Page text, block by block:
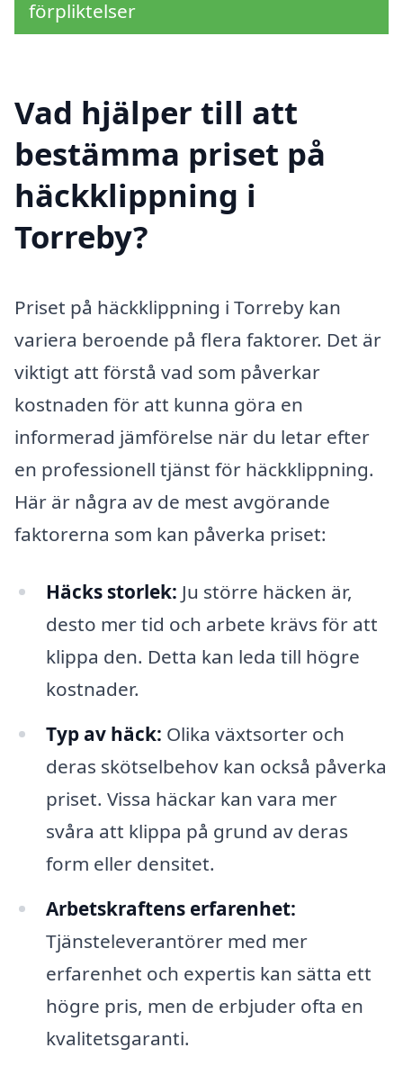
förpliktelser
Vad hjälper till att
bestämma priset på
häckklippning i
Torreby?
Priset på häckklippning i Torreby kan
variera beroende på flera faktorer. Det är
viktigt att förstå vad som påverkar
kostnaden för att kunna göra en
informerad jämförelse när du letar efter
en professionell tjänst för häckklippning.
Här är några av de mest avgörande
faktorerna som kan påverka priset:
Häcks storlek: Ju större häcken är,
desto mer tid och arbete krävs för att
klippa den. Detta kan leda till högre
kostnader.
Typ av häck: Olika växtsorter och
deras skötselbehov kan också påverka
priset. Vissa häckar kan vara mer
svåra att klippa på grund av deras
form eller densitet.
Arbetskraftens erfarenhet:
Tjänsteleverantörer med mer
erfarenhet och expertis kan sätta ett
högre pris, men de erbjuder ofta en
kvalitetsgaranti.